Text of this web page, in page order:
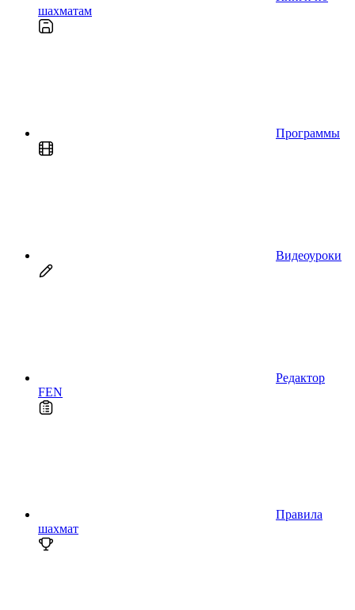
шахматам
Программы
Видеоуроки
Редактор
FEN
Правила
шахмат